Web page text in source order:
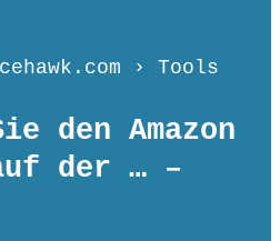
› Tools
den Amazon
der … –